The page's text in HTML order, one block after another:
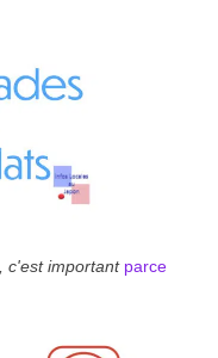
, c'est important parce